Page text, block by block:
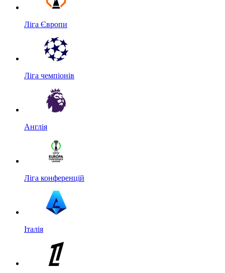
Ліга Європи
Ліга чемпіонів
Англія
Ліга конференцій
Італія